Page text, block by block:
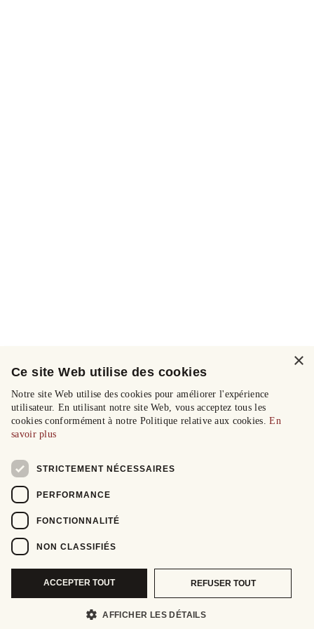
×
Ce site Web utilise des cookies
Notre site Web utilise des cookies pour améliorer l'expérience
utilisateur. En utilisant notre site Web, vous acceptez tous les
cookies conformément à notre Politique relative aux cookies.En
savoir plus
STRICTEMENT NÉCESSAIRES
PERFORMANCE
FONCTIONNALITÉ
NON CLASSIFIÉS
ACCEPTER TOUT REFUSER TOUT
AFFICHER LES DÉTAILS